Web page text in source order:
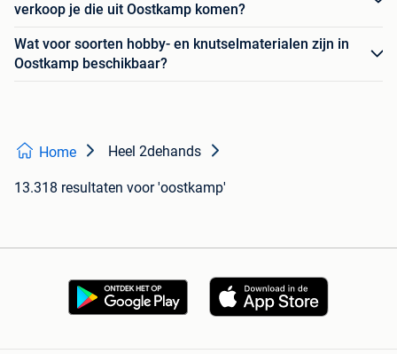
verkoop je die uit Oostkamp komen?
Wat voor soorten hobby- en knutselmaterialen zijn in
Oostkamp beschikbaar?
Home Heel 2dehands
13.318 resultaten voor 'oostkamp'